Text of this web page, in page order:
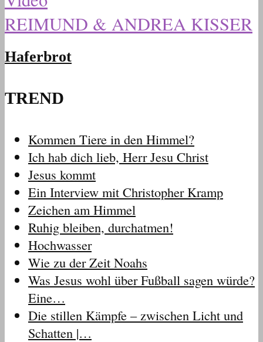
REIMUND & ANDREA KISSER
Haferbrot
TREND
Kommen Tiere in den Himmel?
Ich hab dich lieb, Herr Jesu Christ
Jesus kommt
Ein Interview mit Christopher Kramp
Zeichen am Himmel
Ruhig bleiben, durchatmen!
Hochwasser
Wie zu der Zeit Noahs
Was Jesus wohl über Fußball sagen würde?
Eine…
Die stillen Kämpfe – zwischen Licht und
Schatten |…